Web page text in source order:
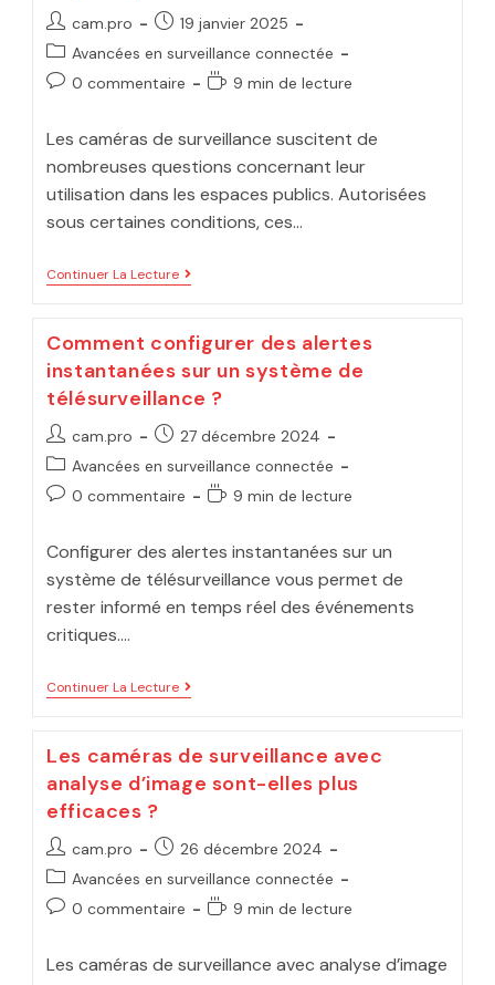
cam.pro
19 janvier 2025
Avancées en surveillance connectée
0 commentaire
9 min de lecture
Les caméras de surveillance suscitent de
nombreuses questions concernant leur
utilisation dans les espaces publics. Autorisées
sous certaines conditions, ces…
Continuer La Lecture
Comment configurer des alertes
instantanées sur un système de
télésurveillance ?
cam.pro
27 décembre 2024
Avancées en surveillance connectée
0 commentaire
9 min de lecture
Configurer des alertes instantanées sur un
système de télésurveillance vous permet de
rester informé en temps réel des événements
critiques.…
Continuer La Lecture
Les caméras de surveillance avec
analyse d’image sont-elles plus
efficaces ?
cam.pro
26 décembre 2024
Avancées en surveillance connectée
0 commentaire
9 min de lecture
Les caméras de surveillance avec analyse d’image